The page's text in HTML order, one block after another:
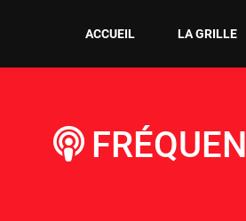
ACCUEIL LA GRILLE